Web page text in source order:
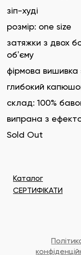
зіп-худі
розмір: one size
затяжки з двох
обʼєму
фірмова
глибокий
склад: 100%
випрана з
Sold Out
Каталог
СЕРТИФІКАТИ